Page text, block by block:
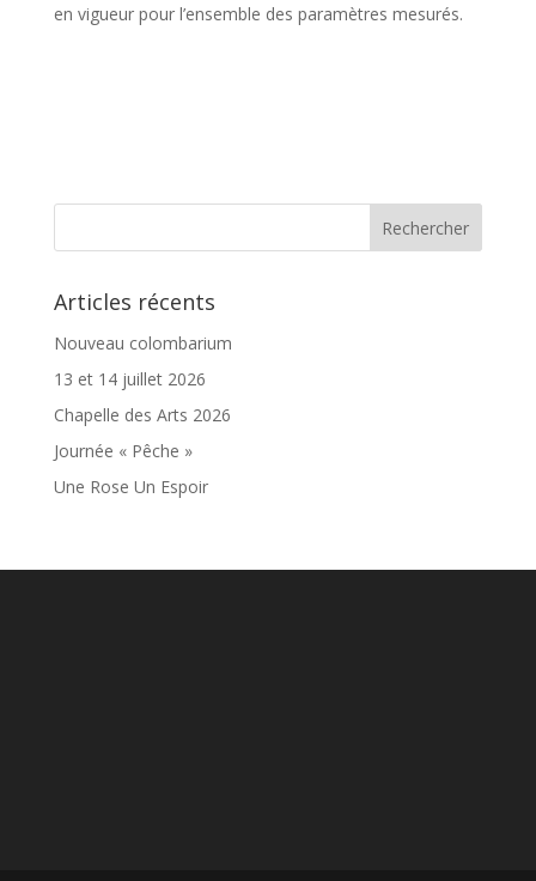
en vigueur pour l’ensemble des paramètres mesurés.
Articles récents
Nouveau colombarium
13 et 14 juillet 2026
Chapelle des Arts 2026
Journée « Pêche »
Une Rose Un Espoir